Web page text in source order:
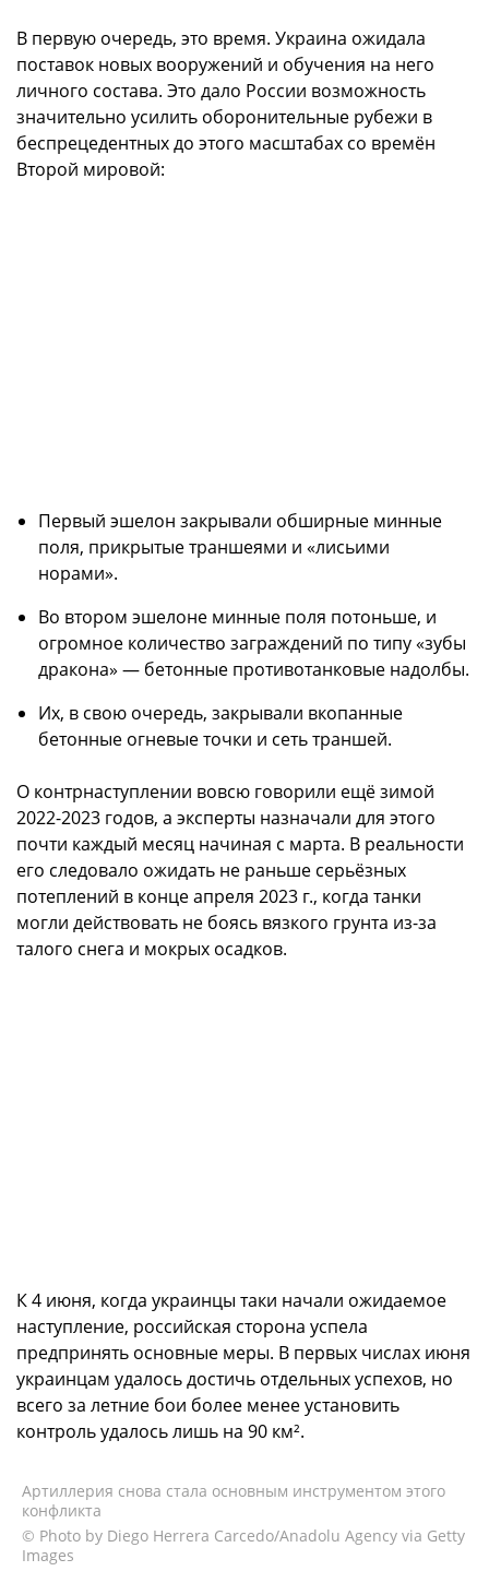
В первую очередь, это время. Украина ожидала
поставок новых вооружений и обучения на него
личного состава. Это дало России возможность
значительно усилить оборонительные рубежи в
беспрецедентных до этого масштабах со времён
Второй мировой:
Первый эшелон закрывали обширные минные
поля, прикрытые траншеями и «лисьими
норами».
Во втором эшелоне минные поля потоньше, и
огромное количество заграждений по типу «зубы
дракона» — бетонные противотанковые надолбы.
Их, в свою очередь, закрывали вкопанные
бетонные огневые точки и сеть траншей.
О контрнаступлении вовсю говорили ещё зимой
2022-2023 годов, а эксперты назначали для этого
почти каждый месяц начиная с марта. В реальности
его следовало ожидать не раньше серьёзных
потеплений в конце апреля 2023 г., когда танки
могли действовать не боясь вязкого грунта из-за
талого снега и мокрых осадков.
К 4 июня, когда украинцы таки начали ожидаемое
наступление, российская сторона успела
предпринять основные меры. В первых числах июня
украинцам удалось достичь отдельных успехов, но
всего за летние бои более менее установить
контроль удалось лишь на 90 км².
Артиллерия снова стала основным инструментом этого
конфликта
© Photo by Diego Herrera Carcedo/Anadolu Agency via Getty
Images